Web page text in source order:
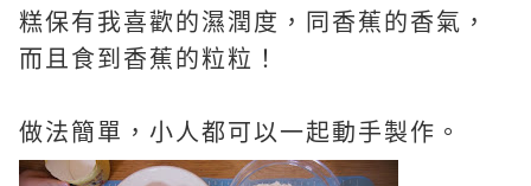
糕保有我喜歡的濕潤度，同香蕉的香氣，
而且食到香蕉的粒粒！
做法簡單，小人都可以一起動手製作。